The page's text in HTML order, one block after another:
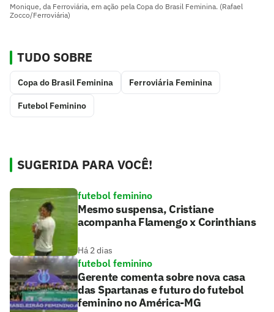
Monique, da Ferroviária, em ação pela Copa do Brasil Feminina. (Rafael
Zocco/Ferroviária)
TUDO SOBRE
Copa do Brasil Feminina Ferroviária Feminina
Futebol Feminino
SUGERIDA PARA VOCÊ!
futebol feminino
Mesmo suspensa, Cristiane
acompanha Flamengo x Corinthians
Há 2 dias
futebol feminino
Gerente comenta sobre nova casa
das Spartanas e futuro do futebol
feminino no América-MG